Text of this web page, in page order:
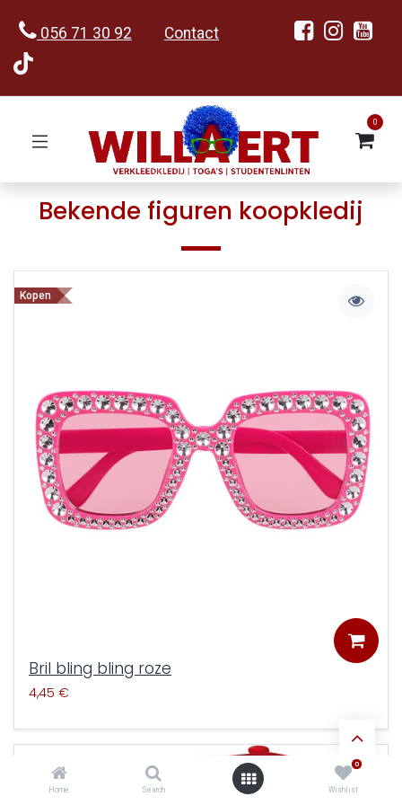
Home Search
0
Wishlist
056 71 30 92 Contact
0
Bekende figuren koopkledij
Kopen
Bril bling bling roze
4,45 €